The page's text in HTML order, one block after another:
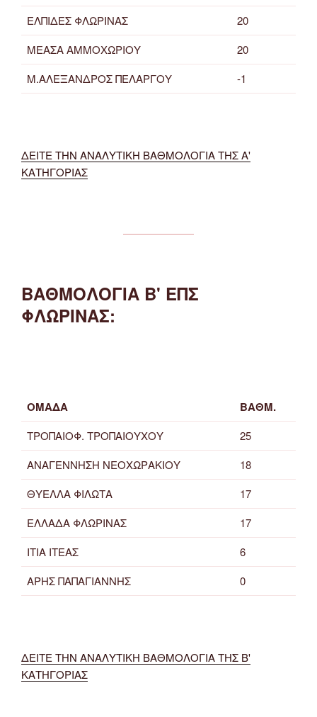
ΕΛΠΙΔΕΣ ΦΛΩΡΙΝΑΣ
20
ΜΕΑΣΑ ΑΜΜΟΧΩΡΙΟΥ
20
Μ.ΑΛΕΞΑΝΔΡΟΣ ΠΕΛΑΡΓΟΥ
-1
ΔΕΙΤΕ ΤΗΝ ΑΝΑΛΥΤΙΚΗ ΒΑΘΜΟΛΟΓΙΑ ΤΗΣ Α'
ΚΑΤΗΓΟΡΙΑΣ
ΒΑΘΜΟΛΟΓΙΑ Β' ΕΠΣ
ΦΛΩΡΙΝΑΣ:
ΟΜΑΔΑ ΒΑΘΜ.
ΤΡΟΠΑΙΟΦ. ΤΡΟΠΑΙΟΥΧΟΥ
25
ΑΝΑΓΕΝΝΗΣΗ ΝΕΟΧΩΡΑΚΙΟΥ
18
ΘΥΕΛΛΑ ΦΙΛΩΤΑ
17
ΕΛΛΑΔΑ ΦΛΩΡΙΝΑΣ
17
ΙΤΙΑ ΙΤΕΑΣ
6
ΑΡΗΣ ΠΑΠΑΓΙΑΝΝΗΣ
0
ΔΕΙΤΕ ΤΗΝ ΑΝΑΛΥΤΙΚΗ ΒΑΘΜΟΛΟΓΙΑ ΤΗΣ Β'
ΚΑΤΗΓΟΡΙΑΣ